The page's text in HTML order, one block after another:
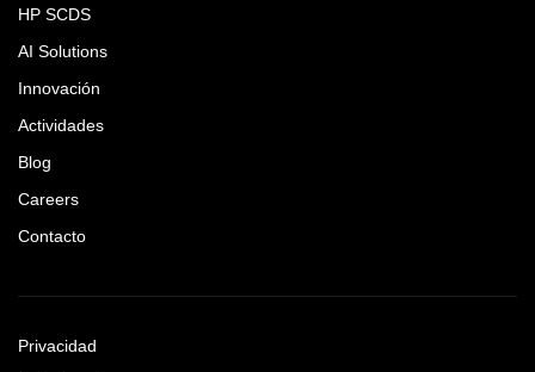
HP SCDS
AI Solutions
Innovación
Actividades
Blog
Careers
Contacto
Privacidad